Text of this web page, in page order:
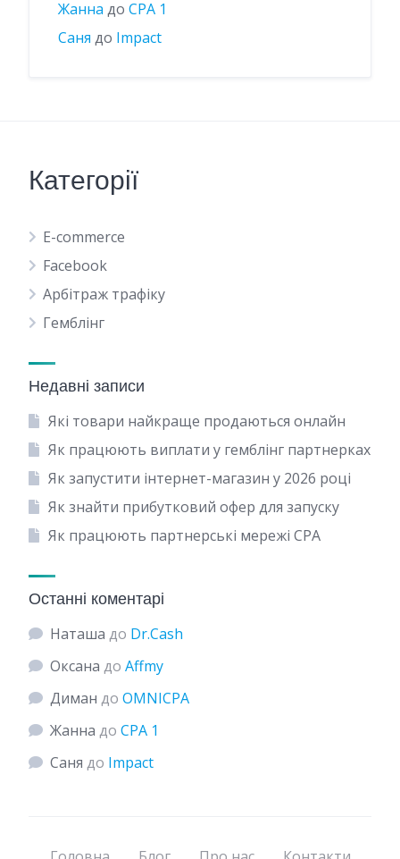
Жанна до CPA 1
Саня до Impact
Категорії
E-commerce
Facebook
Арбітраж трафіку
Гемблінг
Недавні записи
Які товари найкраще продаються онлайн
Як працюють виплати у гемблінг партнерках
Як запустити інтернет-магазин у 2026 році
Як знайти прибутковий офер для запуску
Як працюють партнерські мережі CPA
Останні коментарі
Наташа до Dr.Cash
Оксана до Affmy
Диман до OMNICPA
Жанна до CPA 1
Саня до Impact